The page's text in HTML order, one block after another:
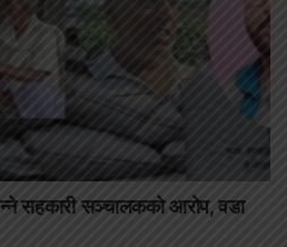
सहकारी सञ्चालकको आरोप, वडा